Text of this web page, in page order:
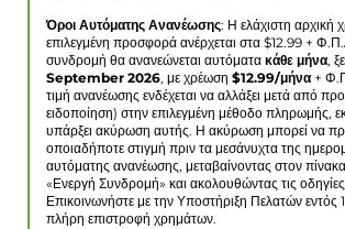
Όροι Αυτόματης Ανανέωσης: Η ελάχιστη αρχική
επιλεγμένη προσφορά ανέρχεται στα $12.99 +
συνδρομή θα ανανεώνεται αυτόματα κάθε μήνα,
September 2026, με χρέωση $12.99/μήνα +
τιμή ανανέωσης ενδέχεται να αλλάξει μετά από
ειδοποίηση) στην επιλεγμένη μέθοδο πληρωμής,
υπάρξει ακύρωση αυτής. Η ακύρωση μπορεί να
οποιαδήποτε στιγμή πριν τα μεσάνυχτα της
αυτόματης ανανέωσης, μεταβαίνοντας στον
«Ενεργή Συνδρομή» και ακολουθώντας τις
Επικοινωνήστε με την Υποστήριξη Πελατών εντός
πλήρη επιστροφή χρημάτων.